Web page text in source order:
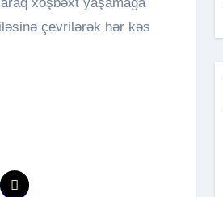
çevrilərək hər kəs